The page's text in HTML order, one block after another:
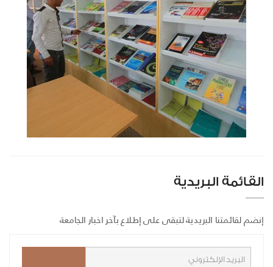
القائمة البريدية
إنضم لقائمتنا البريدية لتبقى على إطلاع بآخر اخبار الجامعة